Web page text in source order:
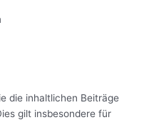
die inhaltlichen Beiträge
gilt insbesondere für